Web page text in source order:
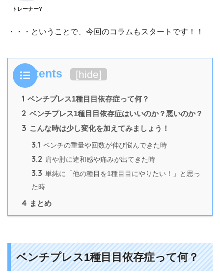
トレーナーY
・・・ということで、今回のコラムもスタートです！！
Contents [hide]
1 ベンチプレス1種目目依存症って何？
2 ベンチプレス1種目目依存症はいいのか？悪いのか？
3 こんな時は少し変化を加えてみましょう！
3.1 ベンチの重量や回数が伸び悩んできた時
3.2 肩や肘に違和感や痛みが出てきた時
3.3 単純に「他の種目を1種目目にやりたい！」と思っ
た時
4 まとめ
ベンチプレス1種目目依存症って何？